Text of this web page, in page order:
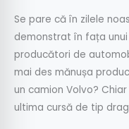
Se pare că în zilele
demonstrat în fața
producători de
mai des mănușa
un camion Volvo?
ultima cursă de tip